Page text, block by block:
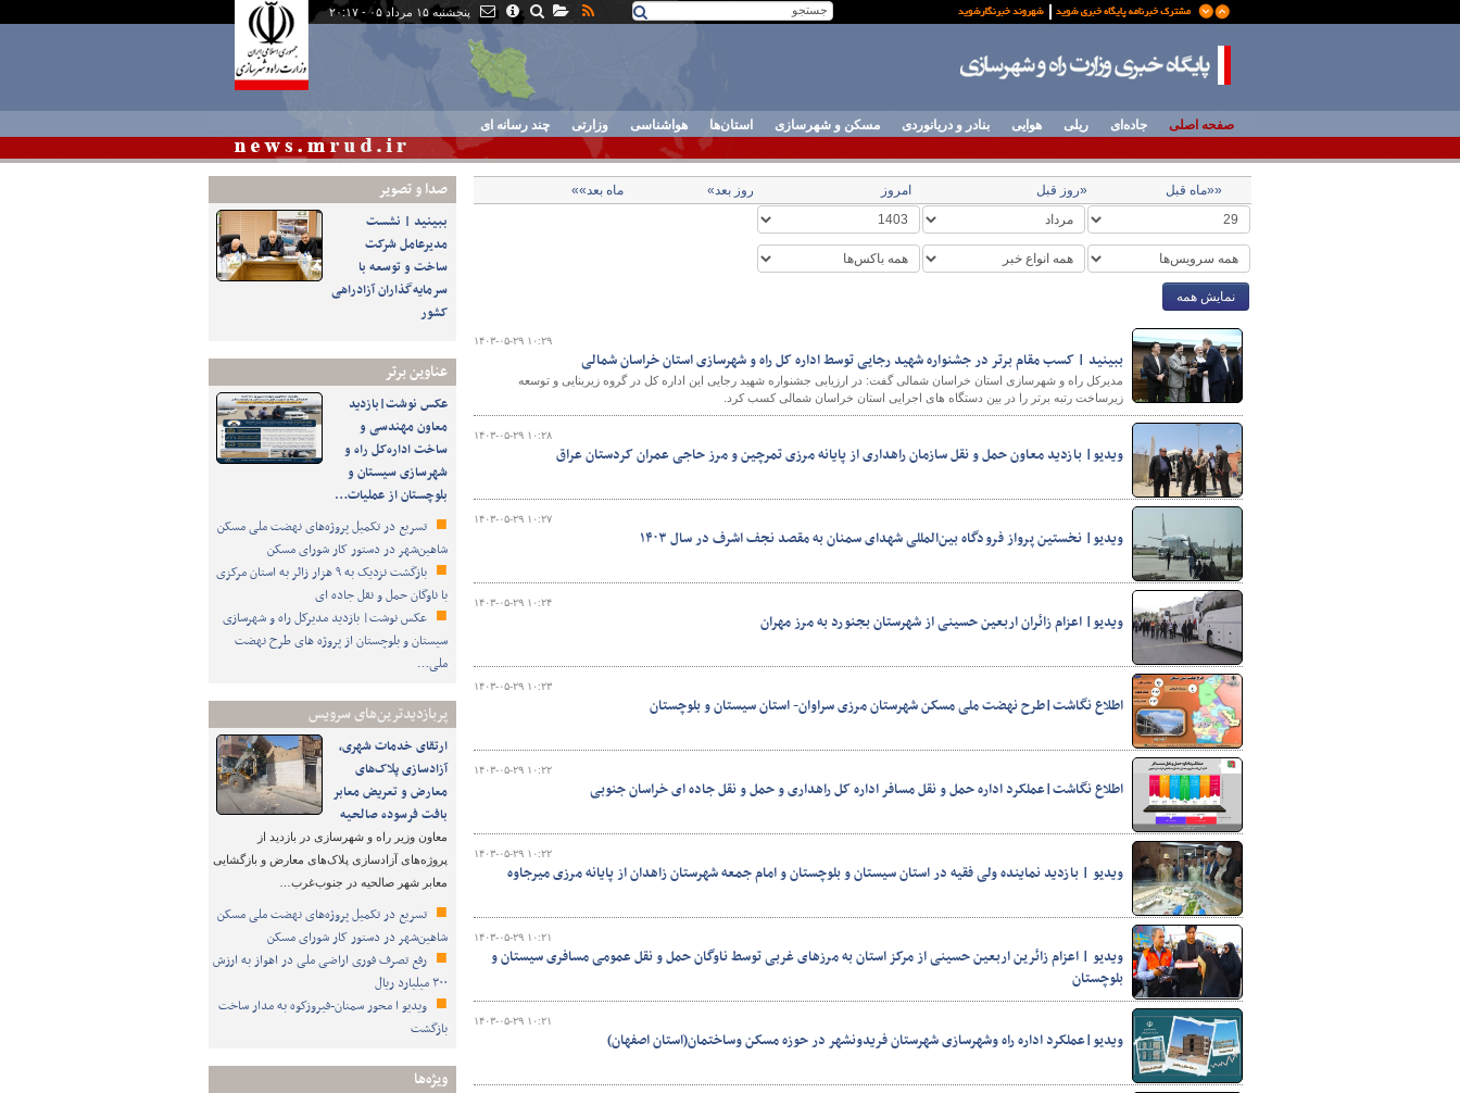
پنجشنبه ۱۵ مرداد ۰۵ - ۲۰:۱۷
پایگاه خبری وزارت راه و
صفحه اصلی جاده‌ای ریلی هوایی بنادر و دریانوردی مسکن و شهرسازی استان‌ها هواشناسی وزارتی چند رسانه ای
صدا و تصوير
ببینید | نشست
مدیرعامل شرکت
ساخت و توسعه با
سرمایه‌گذاران آزادراهی
کشور
عناوین برتر
عکس نوشت|بازدید
معاون مهندسی و
ساخت اداره‌کل راه و
شهرسازی سیستان و
بلوچستان از عملیات…
تسریع در تکمیل پروژه‌های نهضت ملی مسکن
شاهین‌شهر در دستور کار شورای مسکن
بازگشت نزدیک به ۹ هزار زائر به استان مرکزی
با ناوگان حمل و نقل جاده ای
عکس نوشت| بازدید مدیرکل راه و شهرسازی
سیستان و بلوچستان از پروژه های طرح نهضت
ملی…
پربازدیدترین‌های سرویس
ارتقای خدمات شهری،
آزادسازی پلاک‌های
معارض و تعریض معابر
بافت فرسوده صالحیه
معاون وزیر راه و شهرسازی در بازدید از
پروژه‌های آزادسازی پلاک‌های معارض و بازگشایی
معابر شهر صالحیه در جنوب‌غرب…
تسریع در تکمیل پروژه‌های نهضت ملی مسکن
شاهین‌شهر در دستور کار شورای مسکن
رفع تصرف فوری اراضی ملی در اهواز به ارزش
۳۰۰ میلیارد ریال
ویدیو ا محور سمنان-فیروزکوه به مدار ساخت
بازگشت
ویژه‌ها
««ماه قبل «روز قبل امروز روز بعد» ماه بعد»»
نمایش همه
۱۴۰۳-۰۵-۲۹ ۱۰:۲۹
ببینید | کسب مقام برتر در جشنواره شهید رجایی توسط اداره کل راه و شهرسازی استان خراسان شمالی
مدیرکل راه و شهرسازی استان خراسان شمالی گفت: در ارزیابی جشنواره شهید رجایی این اداره کل در گروه زیربنایی و توسعه
زیرساخت رتبه برتر را در بین دستگاه های اجرایی استان خراسان شمالی کسب کرد.
۱۴۰۳-۰۵-۲۹ ۱۰:۲۸
ویدیو| بازدید معاون حمل و نقل سازمان راهداری از پایانه مرزی تمرچین و مرز حاجی عمران کردستان عراق
۱۴۰۳-۰۵-۲۹ ۱۰:۲۷
ویدیو| نخستین پرواز فرودگاه بین‌المللی شهدای سمنان به مقصد نجف اشرف در سال ۱۴۰۳
۱۴۰۳-۰۵-۲۹ ۱۰:۲۴
ویدیو| اعزام زائران اربعین حسینی از شهرستان بجنورد به مرز مهران
۱۴۰۳-۰۵-۲۹ ۱۰:۲۳
اطلاع نگاشت|طرح نهضت ملی مسکن شهرستان مرزی سراوان- استان سیستان و بلوچستان
۱۴۰۳-۰۵-۲۹ ۱۰:۲۲
اطلاع نگاشت|عملکرد اداره حمل و نقل مسافر اداره کل راهداری و حمل و نقل جاده ای خراسان جنوبی
۱۴۰۳-۰۵-۲۹ ۱۰:۲۲
ویدیو | بازدید نماینده ولی فقیه در استان سیستان و بلوچستان و امام جمعه شهرستان زاهدان از پایانه مرزی میرجاوه
۱۴۰۳-۰۵-۲۹ ۱۰:۲۱
ویدیو | اعزام زائرین اربعین حسینی از مرکز استان به مرزهای غربی توسط ناوگان حمل و نقل عمومی مسافری سیستان و
بلوچستان
۱۴۰۳-۰۵-۲۹ ۱۰:۲۱
ویدیو|عملکرد اداره راه وشهرسازی شهرستان فریدونشهر در حوزه مسکن وساختمان(استان اصفهان)